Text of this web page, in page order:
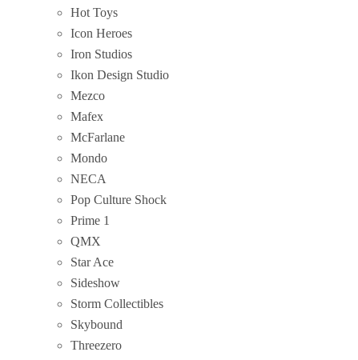
Hot Toys
Icon Heroes
Iron Studios
Ikon Design Studio
Mezco
Mafex
McFarlane
Mondo
NECA
Pop Culture Shock
Prime 1
QMX
Star Ace
Sideshow
Storm Collectibles
Skybound
Threezero